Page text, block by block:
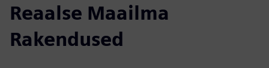
Reaalse Maailma
Rakendused